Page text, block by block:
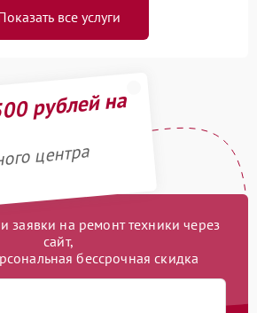
все услуги
рублей на
центра
на ремонт техники через
сайт,
бессрочная скидка